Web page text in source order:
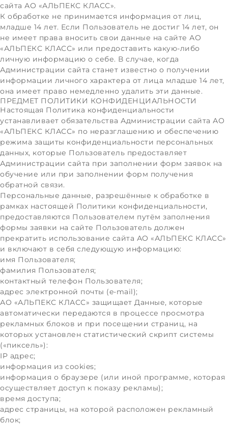
сайта АО «АЛЬПЕКС КЛАСС».
К обработке не принимается информация от лиц,
младше 14 лет. Если Пользователь не достиг 14 лет, он
не имеет права вносить свои данные на сайте АО
«АЛЬПЕКС КЛАСС» или предоставить какую-либо
личную информацию о себе. В случае, когда
Администрации сайта станет известно о получении
информации личного характера от лица младше 14 лет,
она имеет право немедленно удалить эти данные.
ПРЕДМЕТ ПОЛИТИКИ КОНФИДЕНЦИАЛЬНОСТИ
Настоящая Политика конфиденциальности
устанавливает обязательства Администрации сайта АО
«АЛЬПЕКС КЛАСС» по неразглашению и обеспечению
режима защиты конфиденциальности персональных
данных, которые Пользователь предоставляет
Администрации сайта при заполнении форм заявок на
обучение или при заполнении форм получения
обратной связи.
Персональные данные, разрешённые к обработке в
рамках настоящей Политики конфиденциальности,
предоставляются Пользователем путём заполнения
формы заявки на сайте Пользователь должен
прекратить использование сайта АО «АЛЬПЕКС КЛАСС»
и включают в себя следующую информацию:
имя Пользователя;
фамилия Пользователя;
контактный телефон Пользователя;
адрес электронной почты (e-mail);
АО «АЛЬПЕКС КЛАСС» защищает Данные, которые
автоматически передаются в процессе просмотра
рекламных блоков и при посещении страниц, на
которых установлен статистический скрипт системы
(«пиксель»):
IP адрес;
информация из cookies;
информация о браузере (или иной программе, которая
осуществляет доступ к показу рекламы);
время доступа;
адрес страницы, на которой расположен рекламный
блок;